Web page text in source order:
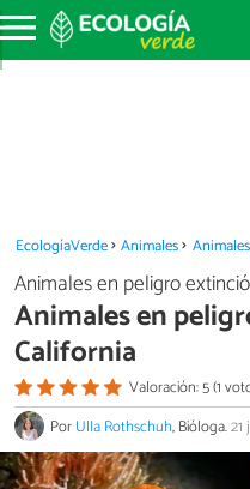
EcologíaVerde Animales
Animales en peligro
Animales en
California
Valoración: 5 (1
PorUlla Rothschuh, Bióloga.